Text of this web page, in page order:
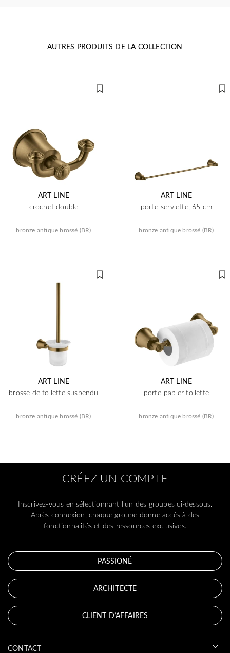
AUTRES PRODUITS DE LA COLLECTION
ART LINE
crochet double
bronze antique brossé (BR)
ART LINE
porte-serviette, 65 cm
bronze antique brossé (BR)
ART LINE
brosse de toilette suspendu
bronze antique brossé (BR)
ART LINE
porte-papier toilette
bronze antique brossé (BR)
CRÉEZ UN COMPTE
Inscrivez-vous en sélectionnant l'un des groupes ci-dessous.
Après connexion, chaque groupe donne accès à des
fonctionnalités et des ressources exclusives.
PASSIONÉ
ARCHITECTE
CLIENT D’AFFAIRES
CONTACT